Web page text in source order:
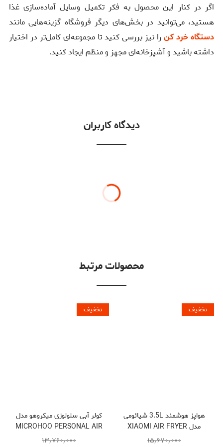
اگر در کنار این محصول به فکر تکمیل وسایل آماده‌سازی غذا
هستید، می‌توانید در بخش‌های دیگر فروشگاه گزینه‌هایی مانند
دستگاه خرد کنرا نیز بررسی کنید تا مجموعه‌ای کامل‌تر در اختیار
داشته باشید و آشپزخانه‌ای مجهز و منظم ایجاد کنید.
دیدگاه کاربران
محصولات مرتبط
تخفیف
هواپز هوشمند 3.5L شیائومی
مدل XIAOMI AIR FRYER
MAF02
۱۵٫۶۷۰٫۰۰۰
تخفیف
کولر آبی سلولوزی میکروهو مدل
MICROHOO PERSONAL AIR
COOLER MH01R
۱۳٫۷۶۰٫۰۰۰